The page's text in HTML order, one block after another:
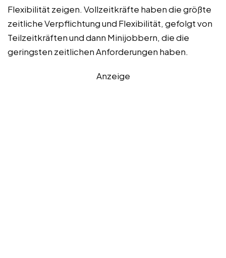
Flexibilität zeigen. Vollzeitkräfte haben die größte
zeitliche Verpflichtung und Flexibilität, gefolgt von
Teilzeitkräften und dann Minijobbern, die die
geringsten zeitlichen Anforderungen haben.
Anzeige